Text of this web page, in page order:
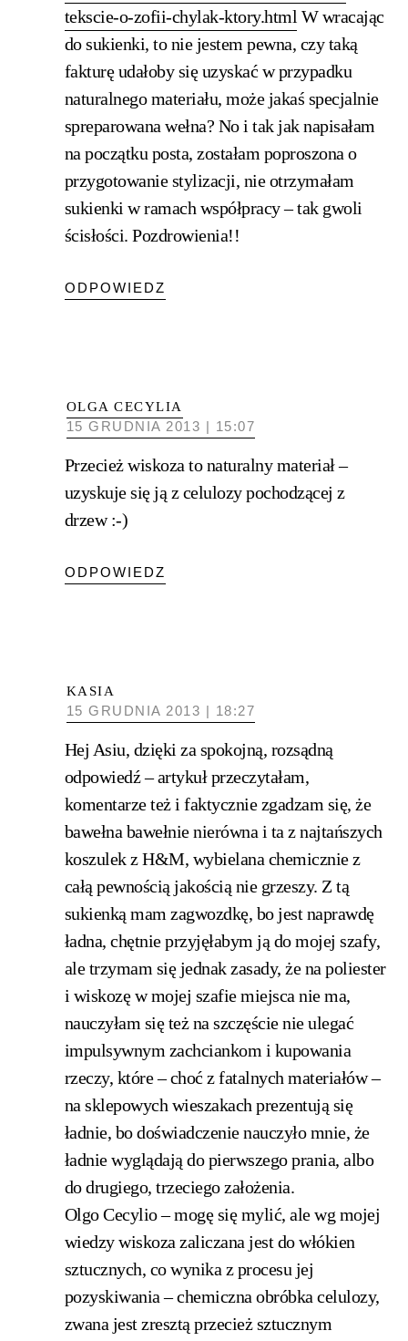
tekscie-o-zofii-chylak-ktory.html W wracając
do sukienki, to nie jestem pewna, czy taką
fakturę udałoby się uzyskać w przypadku
naturalnego materiału, może jakaś specjalnie
spreparowana wełna? No i tak jak napisałam
na początku posta, zostałam poproszona o
przygotowanie stylizacji, nie otrzymałam
sukienki w ramach współpracy – tak gwoli
ścisłości. Pozdrowienia!!
ODPOWIEDZ
OLGA CECYLIA
15 GRUDNIA 2013 | 15:07
Przecież wiskoza to naturalny materiał –
uzyskuje się ją z celulozy pochodzącej z
drzew :-)
ODPOWIEDZ
KASIA
15 GRUDNIA 2013 | 18:27
Hej Asiu, dzięki za spokojną, rozsądną
odpowiedź – artykuł przeczytałam,
komentarze też i faktycznie zgadzam się, że
bawełna bawełnie nierówna i ta z najtańszych
koszulek z H&M, wybielana chemicznie z
całą pewnością jakością nie grzeszy. Z tą
sukienką mam zagwozdkę, bo jest naprawdę
ładna, chętnie przyjęłabym ją do mojej szafy,
ale trzymam się jednak zasady, że na poliester
i wiskozę w mojej szafie miejsca nie ma,
nauczyłam się też na szczęście nie ulegać
impulsywnym zachciankom i kupowania
rzeczy, które – choć z fatalnych materiałów –
na sklepowych wieszakach prezentują się
ładnie, bo doświadczenie nauczyło mnie, że
ładnie wyglądają do pierwszego prania, albo
do drugiego, trzeciego założenia.
Olgo Cecylio – mogę się mylić, ale wg mojej
wiedzy wiskoza zaliczana jest do włókien
sztucznych, co wynika z procesu jej
pozyskiwania – chemiczna obróbka celulozy,
zwana jest zresztą przecież sztucznym